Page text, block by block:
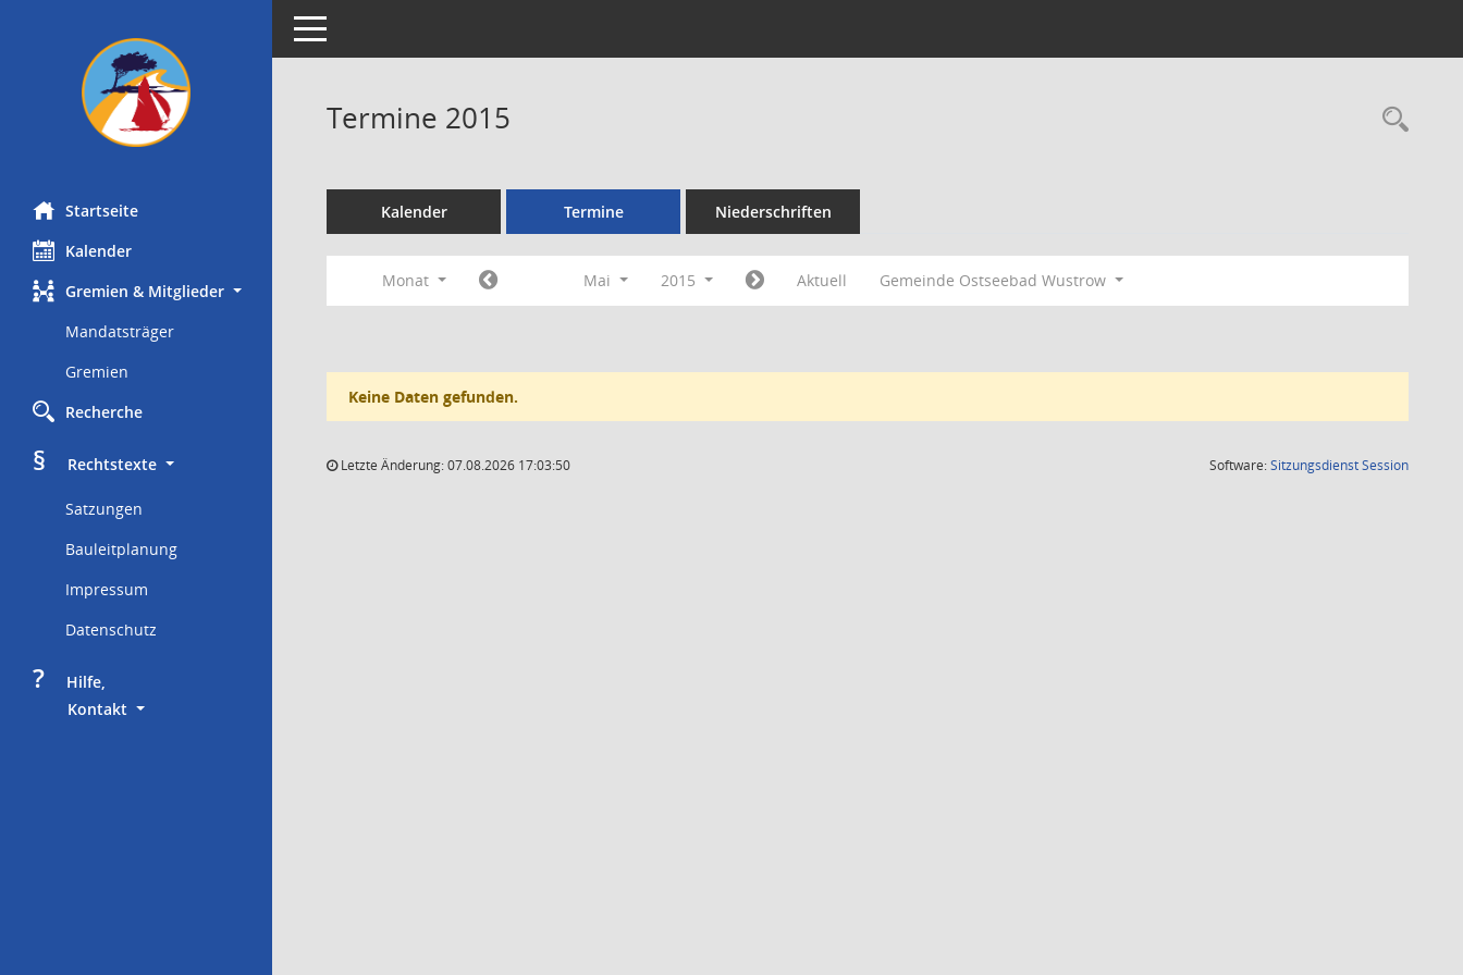
Startseite
Kalender
Gremien & Mitglieder
Mandatsträger
Gremien
Recherche
§
     Rechtstexte
Satzungen
Bauleitplanung
Impressum
Datenschutz
?
     Hilfe,
Kontakt
Toggle navigation
Termine 2015
Kalender Termine Niederschriften
Monat Mai 2015 Aktuell Gemeinde Ostseebad Wustrow
Keine Daten gefunden.
Letzte Änderung: 07.08.2026 17:03:50 Software:SitzungsdienstSession(Wird in